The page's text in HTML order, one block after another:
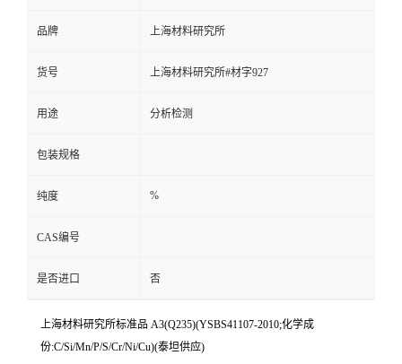
品牌 上海材料研究所
货号 上海材料研究所#材字927
用途 分析检测
包装规格
纯度 %
CAS编号
是否进口 否
上海材料研究所标准品 A3(Q235)(YSBS41107-2010;化学成
份:C/Si/Mn/P/S/Cr/Ni/Cu)(泰坦供应)